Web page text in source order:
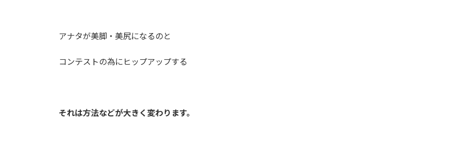
アナタが美脚・美尻になるのと
コンテストの為にヒップアップする
それは方法などが大きく変わります。